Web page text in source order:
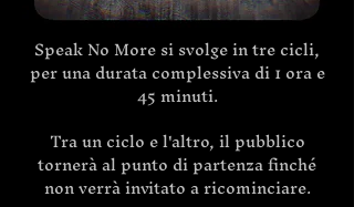
Speak No More si svolge in tre cicli,
per una durata complessiva di 1 ora e
45 minuti.
Tra un ciclo e l'altro, il pubblico
tornerà al punto di partenza finché
non verrà invitato a ricominciare.